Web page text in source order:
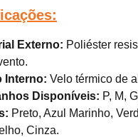
Externo: Poliéster
Interno: Velo térmico de
Disponíveis: P, M,
Preto, Azul Marinho,
Cinza.